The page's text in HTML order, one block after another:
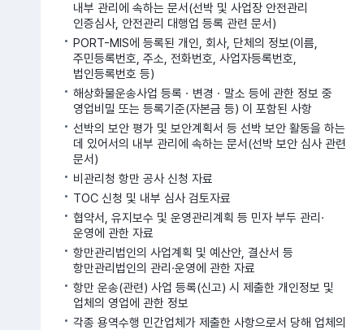
내부 관리에 속하는 문서(선박 및 사업장 안전관리
인증심사, 안전관리 대행업 등록 관련 문서)
PORT-MIS에 등록된 개인, 회사, 단체의 정보(이름,
주민등록번호, 주소, 전화번호, 사업자등록번호,
법인등록번호 등)
해상화물운송사업 등록ㆍ변경ㆍ말소 등에 관한 정보 중
영업비밀 또는 등록기준(자본금 등) 이 포함된 사항
선박의 보안 평가 및 보안계획서 등 선박 보안 활동을 하는
데 있어서의 내부 관리에 속하는 문서(선박 보안 심사 관련
문서)
비관리청 항만 공사 신청 자료
TOC 신청 및 내부 심사 검토자료
협약서, 유지보수 및 운영관리계획 등 민자 부두 관리·
운영에 관한 자료
항만관리법인의 사업계획 및 예산안, 결산서 등
항만관리법인의 관리·운영에 관한 자료
항만 운송(관련) 사업 등록(신고) 시 제출한 개인정보 및
업체의 영업에 관한 정보
각종 용역수행 민간업체가 제출한 사항으로서 당해 업체의